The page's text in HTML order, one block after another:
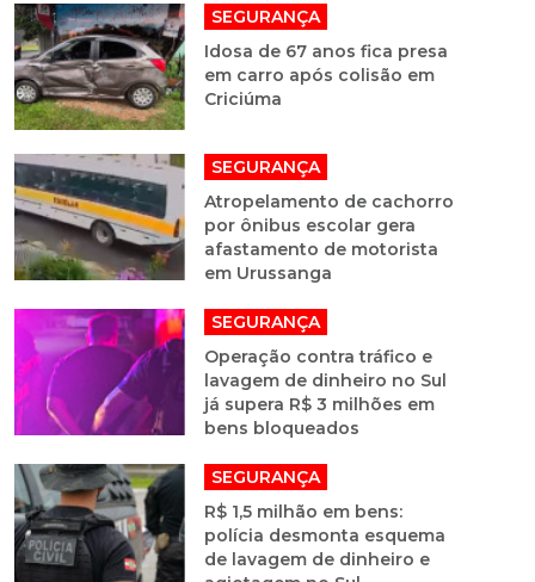
SEGURANÇA
Idosa de 67 anos fica presa
em carro após colisão em
Criciúma
SEGURANÇA
Atropelamento de cachorro
por ônibus escolar gera
afastamento de motorista
em Urussanga
SEGURANÇA
Operação contra tráfico e
lavagem de dinheiro no Sul
já supera R$ 3 milhões em
bens bloqueados
SEGURANÇA
R$ 1,5 milhão em bens:
polícia desmonta esquema
de lavagem de dinheiro e